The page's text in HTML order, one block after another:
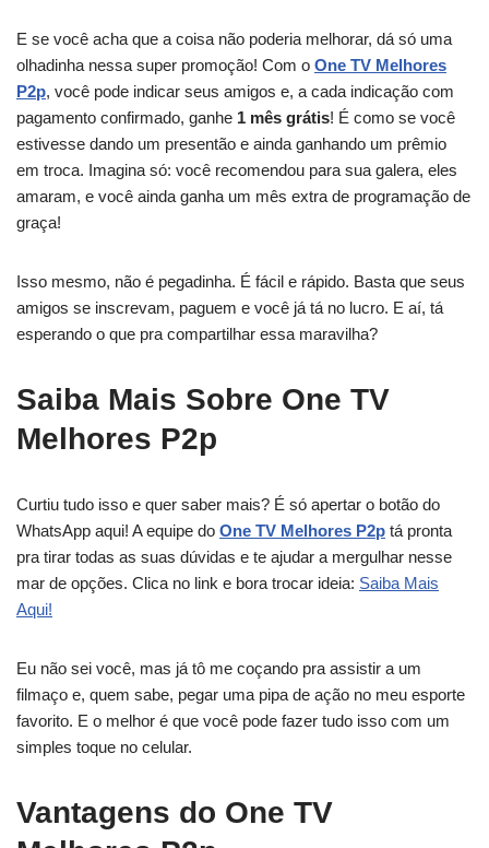
E se você acha que a coisa não poderia melhorar, dá só uma
olhadinha nessa super promoção! Com o One TV Melhores
P2p, você pode indicar seus amigos e, a cada indicação com
pagamento confirmado, ganhe 1 mês grátis! É como se você
estivesse dando um presentão e ainda ganhando um prêmio
em troca. Imagina só: você recomendou para sua galera, eles
amaram, e você ainda ganha um mês extra de programação de
graça!
Isso mesmo, não é pegadinha. É fácil e rápido. Basta que seus
amigos se inscrevam, paguem e você já tá no lucro. E aí, tá
esperando o que pra compartilhar essa maravilha?
Saiba Mais Sobre One TV
Melhores P2p
Curtiu tudo isso e quer saber mais? É só apertar o botão do
WhatsApp aqui! A equipe do One TV Melhores P2p tá pronta
pra tirar todas as suas dúvidas e te ajudar a mergulhar nesse
mar de opções. Clica no link e bora trocar ideia: Saiba Mais
Aqui!
Eu não sei você, mas já tô me coçando pra assistir a um
filmaço e, quem sabe, pegar uma pipa de ação no meu esporte
favorito. E o melhor é que você pode fazer tudo isso com um
simples toque no celular.
Vantagens do One TV